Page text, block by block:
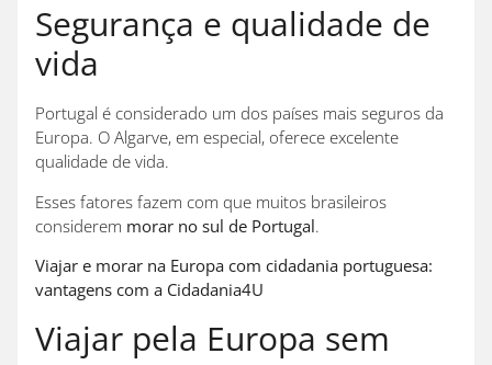
Segurança e qualidade de
vida
Portugal é considerado um dos países mais seguros da
Europa. O Algarve, em especial, oferece excelente
qualidade de vida.
Esses fatores fazem com que muitos brasileiros
considerem morar no sul de Portugal.
Viajar e morar na Europa com cidadania portuguesa:
vantagens com a Cidadania4U
Viajar pela Europa sem